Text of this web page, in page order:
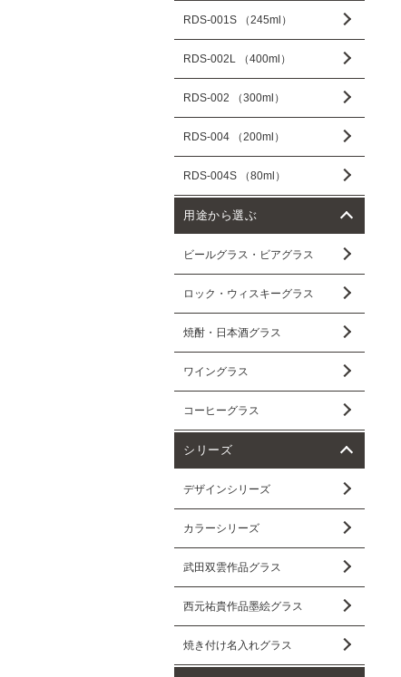
RDS-001S （245ml）
RDS-002L （400ml）
RDS-002 （300ml）
RDS-004 （200ml）
RDS-004S （80ml）
用途から選ぶ
ビールグラス・ビアグラス
ロック・ウィスキーグラス
焼酎・日本酒グラス
ワイングラス
コーヒーグラス
シリーズ
デザインシリーズ
カラーシリーズ
武田双雲作品グラス
西元祐貴作品墨絵グラス
焼き付け名入れグラス